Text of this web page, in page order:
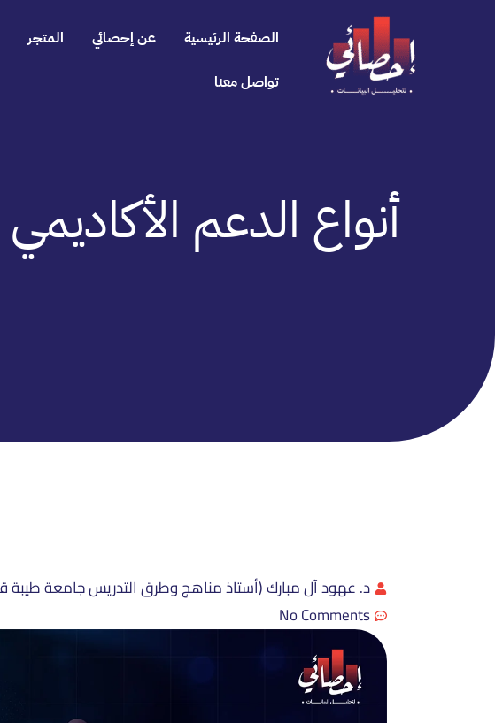
الصفحة الرئيسية عن إحصائي المتجر
تواصل معنا
أنواع الدعم الأكاديمي عام 2026 لطلبة
د. عهود آل مبارك (أستاذ مناهج وطرق التدريس جامعة طيبة
No Comments